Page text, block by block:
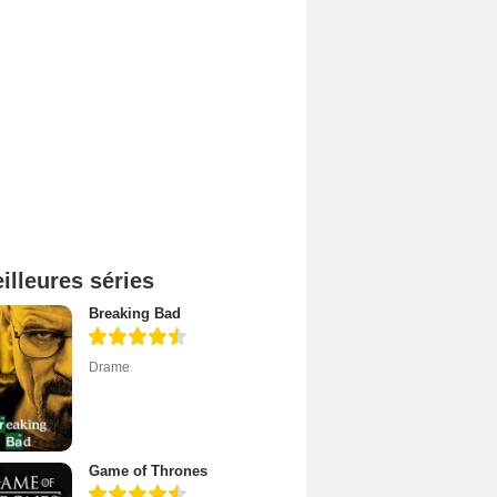
séries
Breaking Bad
Drame
Game of Thrones